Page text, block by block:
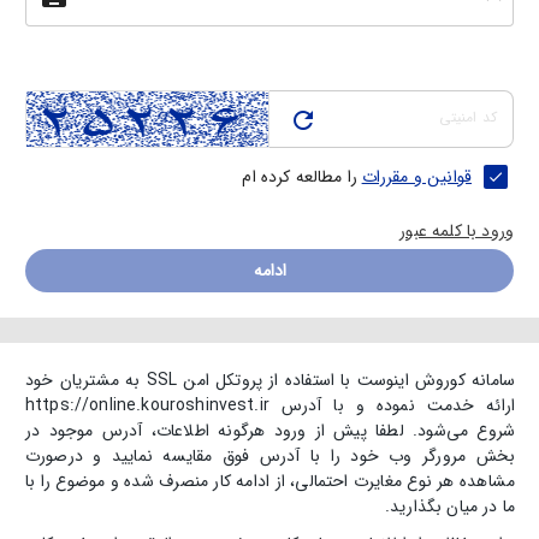
کد امنیتی refresh
check قوانین و مقررات را مطالعه کرده ام
ورود با کلمه عبور
ادامه
سامانه کوروش اینوست با استفاده از پروتکل امن SSL به مشتریان خود
ارائه خدمت نموده و با آدرس https://online.kouroshinvest.ir
شروع می‌شود. لطفا پیش از ورود هرگونه اطلاعات، آدرس موجود در
بخش مرورگر وب خود را با آدرس فوق مقایسه نمایید و درصورت
مشاهده هر نوع مغایرت احتمالی، از ادامه کار منصرف شده و موضوع را با
ما در میان بگذارید.